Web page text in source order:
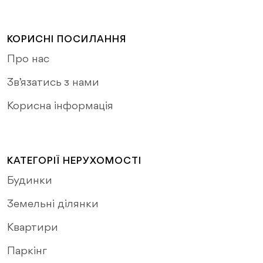
КОРИСНІ ПОСИЛАННЯ
Про нас
Зв’язатись з нами
Корисна інформація
КАТЕГОРІЇ НЕРУХОМОСТІ
Будинки
Земельні ділянки
Квартири
Паркінг